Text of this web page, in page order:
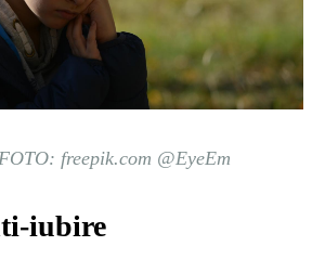
freepik.com @EyeEm
iubire